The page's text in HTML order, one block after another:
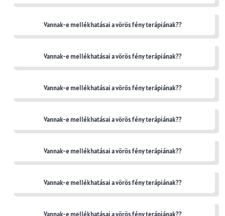
Vannak-e mellékhatásai a vörös fény terápiának??
Vannak-e mellékhatásai a vörös fény terápiának??
Vannak-e mellékhatásai a vörös fény terápiának??
Vannak-e mellékhatásai a vörös fény terápiának??
Vannak-e mellékhatásai a vörös fény terápiának??
Vannak-e mellékhatásai a vörös fény terápiának??